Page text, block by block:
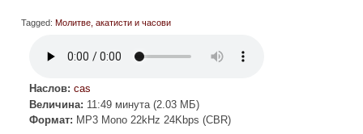
Tagged: Молитве, акатисти и часови
Наслов: cas
Величина: 11:49 минута (2.03 МБ)
Формат: MP3 Mono 22kHz 24Kbps (CBR)